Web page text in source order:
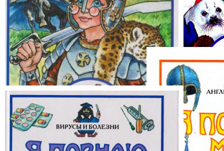
Я познаю мир:
антарктика»
Я познаю мир: «100 исторических
событий»